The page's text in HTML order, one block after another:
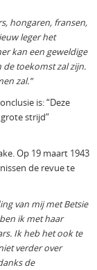
hongaren, fransen,
leger het
kan een geweldige
toekomst zal zijn.
zal.”
is: “Deze
strijd”
Op 19 maart 1943
de revue te
van mij met Betsie
ik met haar
Ik heb het ook te
verder over
de